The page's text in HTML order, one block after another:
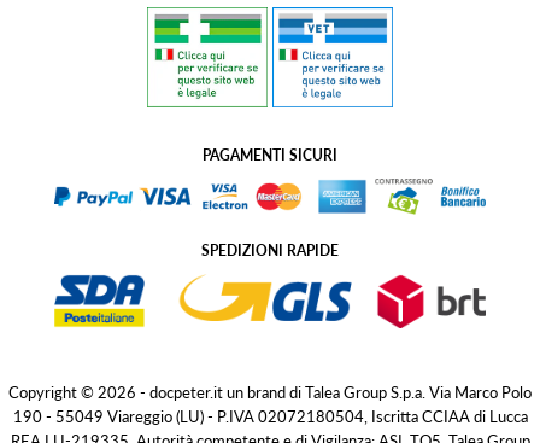
PAGAMENTI SICURI
SPEDIZIONI RAPIDE
Copyright © 2026 - docpeter.it un brand di Talea Group S.p.a. Via Marco Polo
190 - 55049 Viareggio (LU) - P.IVA 02072180504, Iscritta CCIAA di Lucca